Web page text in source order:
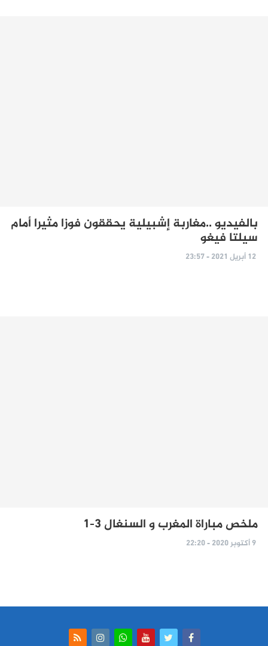
بالفيديو ..مغاربة إشبيلية يحققون فوزا مثيرا أمام
سيلتا فيغو
12 أبريل 2021 - 23:57
ملخص مباراة المغرب و السنغال 3-1
9 أكتوبر 2020 - 22:20